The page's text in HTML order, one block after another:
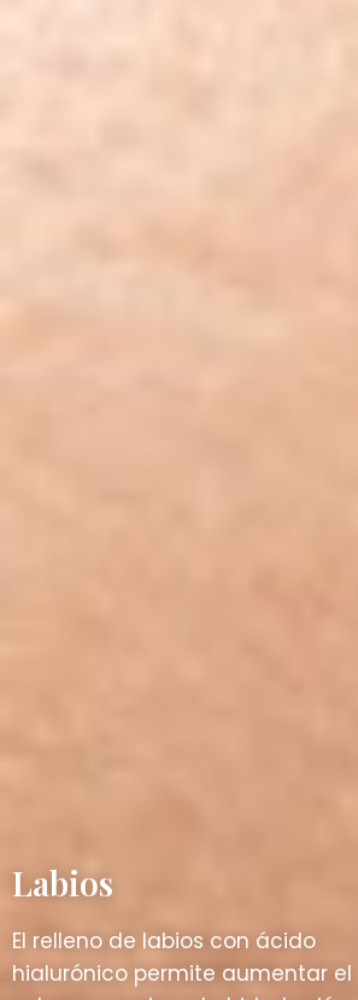
Labios
El relleno de labios con ácido
hialurónico permite aumentar el